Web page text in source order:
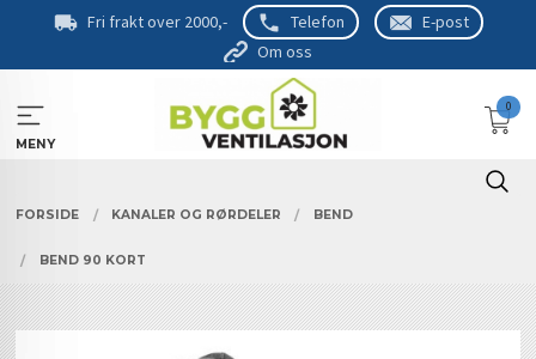
Fri frakt over 2000,- Telefon
E-post
Om oss
MENY
0
FORSIDE KANALER OG RØRDELER BEND
BEND 90 KORT